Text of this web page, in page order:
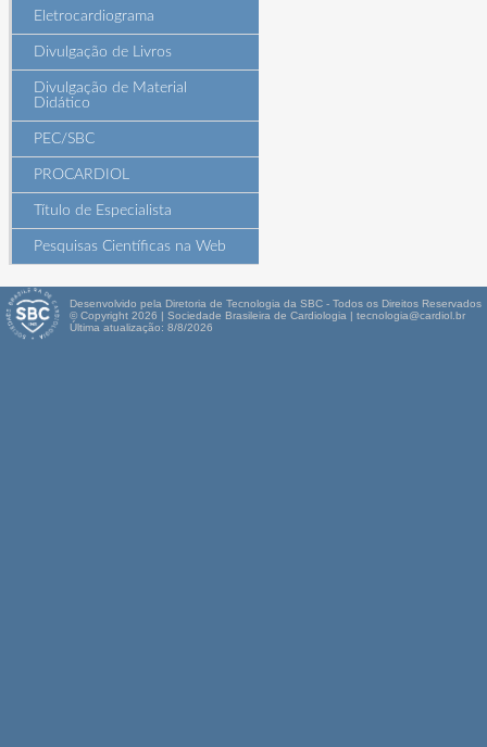
Eletrocardiograma
Divulgação de Livros
Divulgação de Material
Didático
PEC/SBC
PROCARDIOL
Título de Especialista
Pesquisas Científicas na Web
Desenvolvido pela Diretoria de Tecnologia da SBC - Todos os Direitos Reservados
© Copyright 2026 | Sociedade Brasileira de Cardiologia | tecnologia@cardiol.br
Última atualização: 8/8/2026